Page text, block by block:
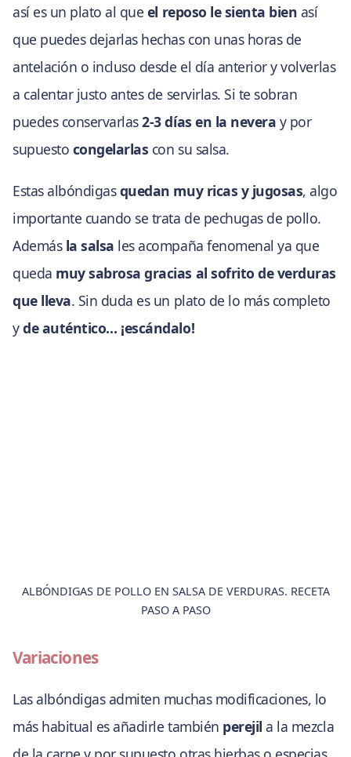
así es un plato al que el reposo le sienta bien así
que puedes dejarlas hechas con unas horas de
antelación o incluso desde el día anterior y volverlas
a calentar justo antes de servirlas. Si te sobran
puedes conservarlas2-3 días en la nevera y por
supuesto congelarlas con su salsa.
Estas albóndigasquedan muy ricas y jugosas, algo
importante cuando se trata de pechugas de pollo.
Además la salsa les acompaña fenomenal ya que
queda muy sabrosa gracias al sofrito de verduras
que lleva. Sin duda es un plato de lo más completo
yde auténtico… ¡escándalo!
ALBÓNDIGAS DE POLLO EN SALSA DE VERDURAS. RECETA
PASO A PASO
Variaciones
Las albóndigas admiten muchas modificaciones, lo
más habitual es añadirle también perejil a la mezcla